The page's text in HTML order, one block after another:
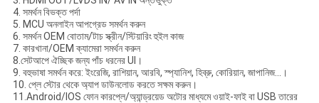
4. সমর্থন বিভক্ত পর্দা
5. MCU অনলাইন আপগ্রেড সমর্থন করুন
6. সমর্থন OEM বোতাম/টাচ স্ক্রীন/স্টিয়ারিং হুইল কাজ
7. কারখানা/OEM ক্যামেরা সমর্থন করুন
8.সেটআপে ঐচ্ছিক জন্য পাঁচ ধরনের UI।
9. বহুভাষা সমর্থন করে: ইংরেজি, রাশিয়ান, আরবি, স্প্যানিশ, হিব্রু, কোরিয়ান, জাপানিজ...।
10. প্লে স্টোর থেকে অ্যাপ ডাউনলোড করতে সক্ষম করুন।
11.Android/IOS ফোন কারপ্লে/অ্যান্ড্রয়েড অটোর মাধ্যমে ওয়াই-ফাই বা USB তারের